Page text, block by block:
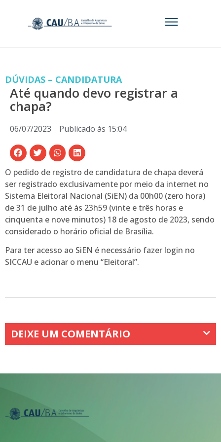
DÚVIDAS – CANDIDATURA
Até quando devo registrar a
chapa?
06/07/2023 Publicado às 15:04
O pedido de registro de candidatura de chapa deverá
ser registrado exclusivamente por meio da internet no
Sistema Eleitoral Nacional (SiEN) da 00h00 (zero hora)
de 31 de julho até às 23h59 (vinte e três horas e
cinquenta e nove minutos) 18 de agosto de 2023, sendo
considerado o horário oficial de Brasília.
Para ter acesso ao SiEN é necessário fazer login no
SICCAU e acionar o menu “Eleitoral”.
DEIXE UM COMENTÁRIO